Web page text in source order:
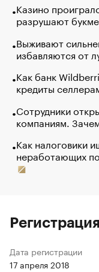
Казино
разрушают
Выживают
избавляются от
Как банк
кредиты
Сотрудники
компаниям.
Как налоговики
неработающих
Дата регистрации
17 апреля 2018